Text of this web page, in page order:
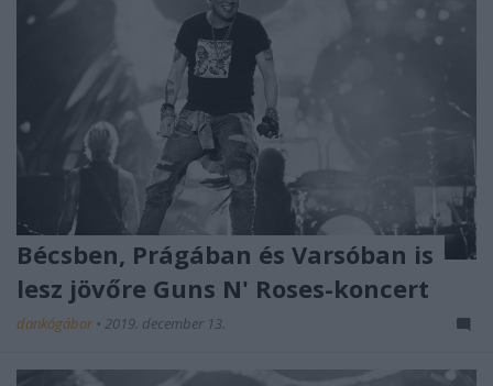
Bécsben, Prágában és Varsóban is
lesz jövőre Guns N' Roses-koncert
dankógábor • 2019. december 13.